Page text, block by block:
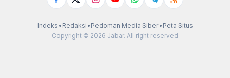
Indeks • Redaksi • Pedoman Media Siber• Peta Situs
Copyright © 2026 Jabar. All right reserved